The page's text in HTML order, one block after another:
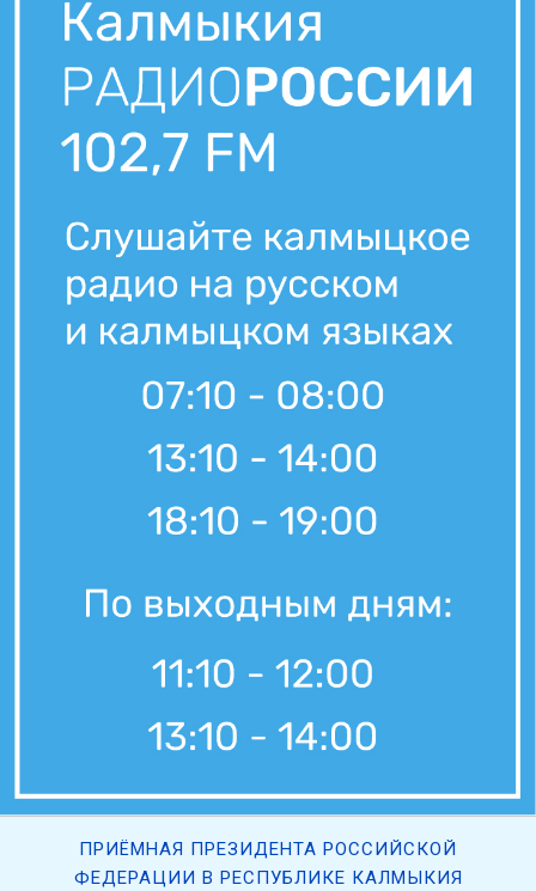
ПРИЁМНАЯ ПРЕЗИДЕНТА РОССИЙСКОЙ
ФЕДЕРАЦИИ В РЕСПУБЛИКЕ КАЛМЫКИЯ